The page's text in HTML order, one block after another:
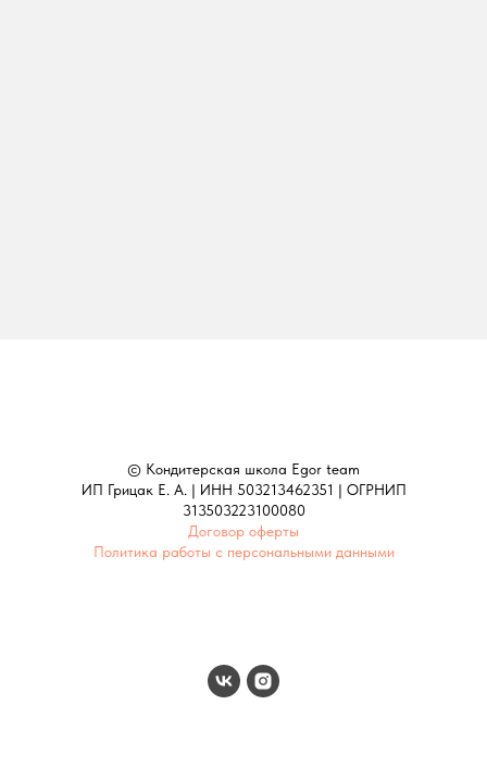
© Кондитерская школа Egor team
ИП Грицак Е. А. | ИНН 503213462351 | ОГРНИП
313503223100080
Договор оферты
Политика работы с персональными данными